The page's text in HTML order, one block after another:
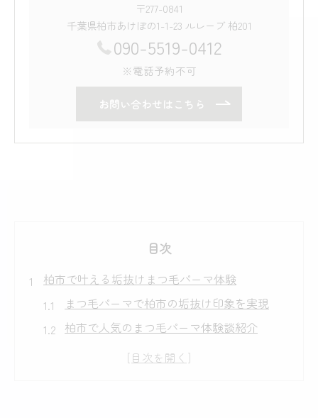
〒277-0841
千葉県柏市あけぼの1-1-23 ルレーブ 柏201
090-5519-0412
※電話予約不可
お問い合わせはこちら
目次
柏市で叶える垢抜けまつ毛パーマ体験
まつ毛パーマで柏市の垢抜け印象を実現
柏市で人気のまつ毛パーマ体験談紹介
自然な美しさを叶える柏のまつ毛パーマ術